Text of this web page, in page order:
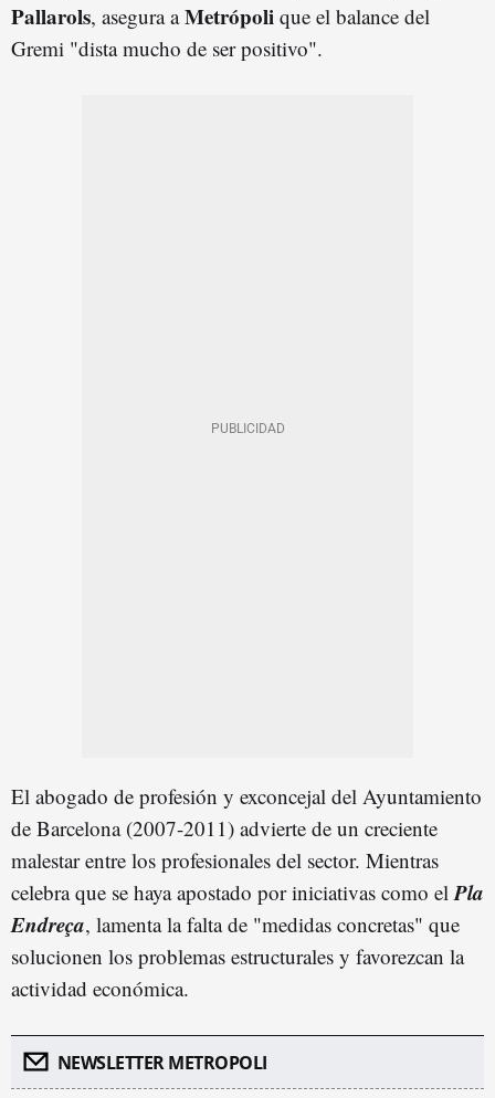
Pallarols, asegura aMetrópoli que el balance del
Gremi "dista mucho de ser positivo".
El abogado de profesión y exconcejal del Ayuntamiento
de Barcelona (2007-2011) advierte de un creciente
malestar entre los profesionales del sector. Mientras
celebra que se haya apostado por iniciativas como elPla
Endreça, lamenta la falta de "medidas concretas" que
solucionen los problemas estructurales y favorezcan la
actividad económica.
NEWSLETTER METROPOLI